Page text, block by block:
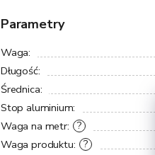
Parametry
Waga:
Długość:
Średnica:
Stop aluminium:
?
Waga na metr:
?
Waga produktu: